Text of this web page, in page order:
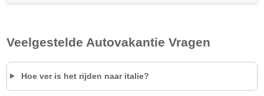
Veelgestelde Autovakantie Vragen
Hoe ver is het rijden naar italie?